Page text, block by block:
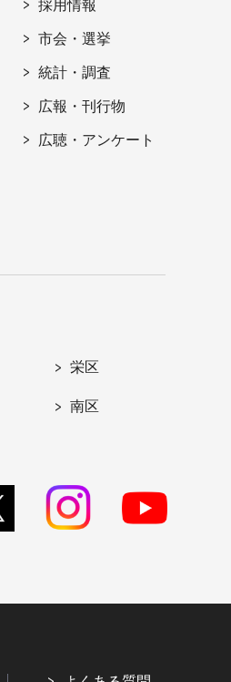
採用情報
市会・選挙
統計・調査
広報・刊行物
広聴・アンケート
栄区
南区